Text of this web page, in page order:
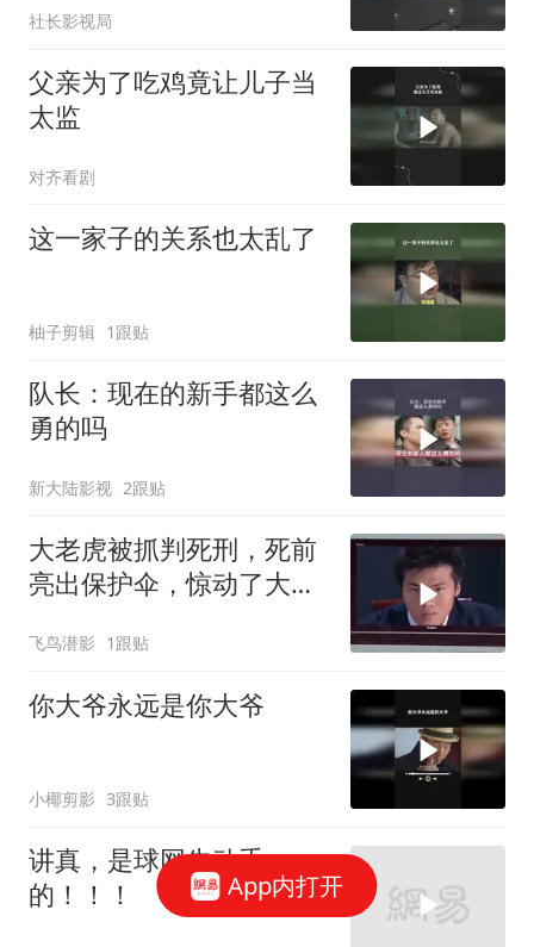
社长影视局
父亲为了吃鸡竟让儿子当
太监
对齐看剧
这一家子的关系也太乱了
柚子剪辑 1跟贴
队长：现在的新手都这么
勇的吗
新大陆影视 2跟贴
大老虎被抓判死刑，死前
亮出保护伞，惊动了大领
飞鸟潜影 1跟贴
你大爷永远是你大爷
小椰剪影 3跟贴
讲真，是球网先动手
的！！！
App内打开